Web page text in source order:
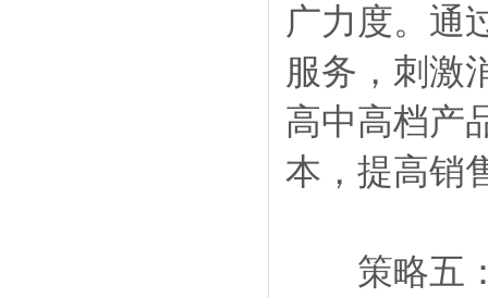
广力度。通
服务，刺激
高中高档产
本，提高销
策略五：